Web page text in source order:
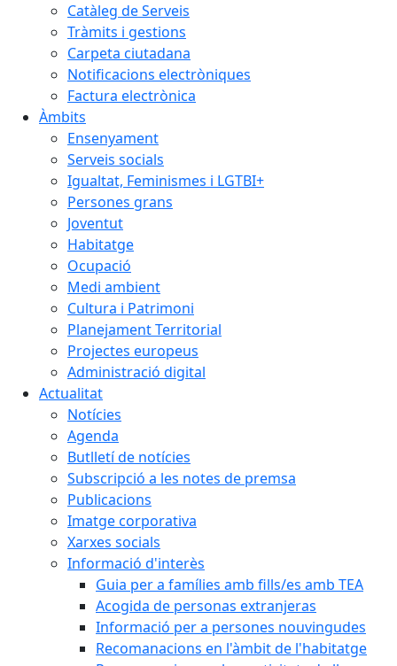
Catàleg de Serveis
Tràmits i gestions
Carpeta ciutadana
Notificacions electròniques
Factura electrònica
Àmbits
Ensenyament
Serveis socials
Igualtat, Feminismes i LGTBI+
Persones grans
Joventut
Habitatge
Ocupació
Medi ambient
Cultura i Patrimoni
Planejament Territorial
Projectes europeus
Administració digital
Actualitat
Notícies
Agenda
Butlletí de notícies
Subscripció a les notes de premsa
Publicacions
Imatge corporativa
Xarxes socials
Informació d'interès
Guia per a famílies amb fills/es amb TEA
Acogida de personas extranjeras
Informació per a persones nouvingudes
Recomanacions en l'àmbit de l'habitatge